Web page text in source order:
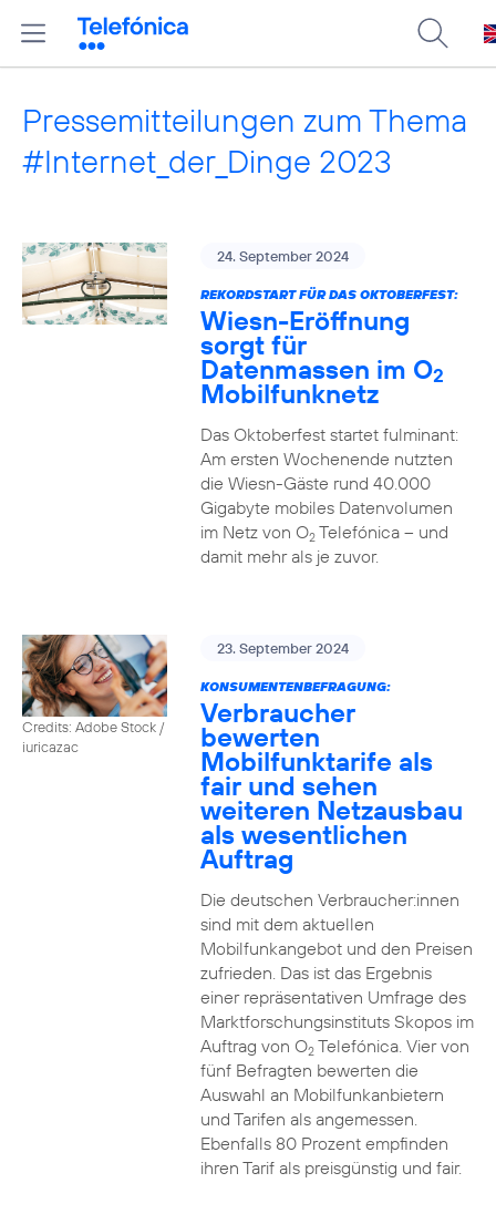
Pressemitteilungen zum Thema
#Internet_der_Dinge 2023
24. September 2024
REKORDSTART FÜR DAS OKTOBERFEST:
Wiesn-Eröffnung
sorgt für
Datenmassen im O2
Mobilfunknetz
Das Oktoberfest startet fulminant:
Am ersten Wochenende nutzten
die Wiesn-Gäste rund 40.000
Gigabyte mobiles Datenvolumen
im Netz von O2Telefónica – und
damit mehr als je zuvor.
Credits: Adobe Stock /
iuricazac
23. September 2024
KONSUMENTENBEFRAGUNG:
Verbraucher
bewerten
Mobilfunktarife als
fair und sehen
weiteren Netzausbau
als wesentlichen
Auftrag
Die deutschen Verbraucher:innen
sind mit dem aktuellen
Mobilfunkangebot und den Preisen
zufrieden. Das ist das Ergebnis
einer repräsentativen Umfrage des
Marktforschungsinstituts Skopos im
Auftrag von O2Telefónica. Vier von
fünf Befragten bewerten die
Auswahl an Mobilfunkanbietern
und Tarifen als angemessen.
Ebenfalls 80 Prozent empfinden
ihren Tarif als preisgünstig und fair.